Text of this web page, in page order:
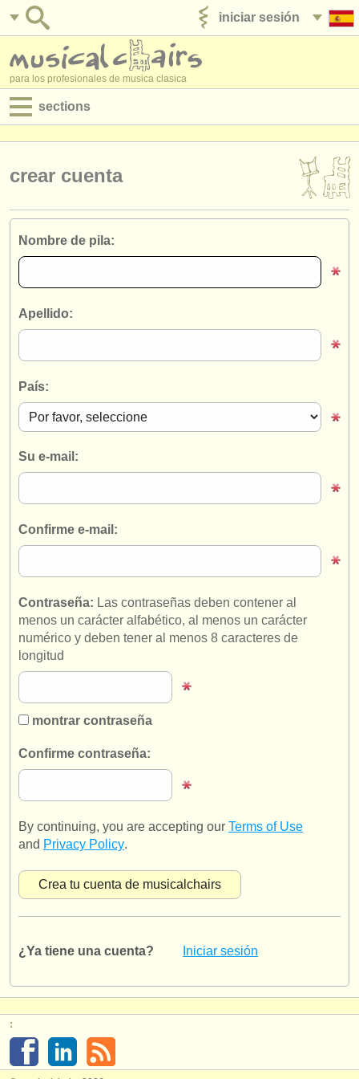
iniciar sesión
para los profesionales de musica clasica
sections
empleos - administración
cursillos
instrumentos robados
conservatorios
jóvenes orquestas
contáctenos
fuentes rss
noticias sobre música clásica
editor:
anúnciese con nosotros
ATSfaq
crear cuenta
Nombre de pila:
Apellido:
País:
Su e-mail:
Confirme e-mail:
Contraseña: Las contraseñas deben contener al
menos un carácter alfabético, al menos un carácter
numérico y deben tener al menos 8 caracteres de
longitud
montrar contraseña
Confirme contraseña:
By continuing, you are accepting our Terms of Use
and Privacy Policy.
¿Ya tiene una cuenta? Iniciar sesión
: